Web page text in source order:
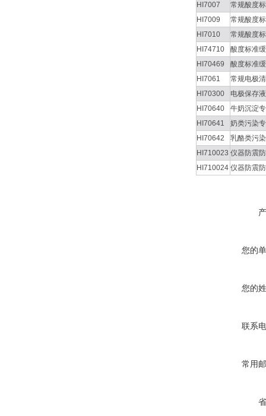
HI7007
常规酸度
HI7009
常规酸度
HI7010
常规酸度
HI74710
酸度标准
HI70469
酸度标准
HI7061
常规电极
HI70300
电极保存液
HI70640
牛奶沉淀
HI70641
奶类污染
HI70642
乳酪类污
HI710023 仪器防震
HI710024 仪器防震
您的
您的
联系
常用